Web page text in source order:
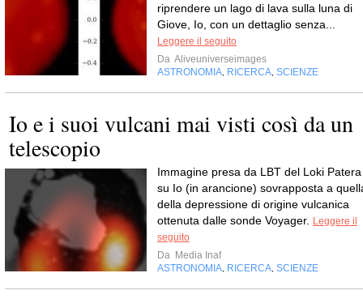
riprendere un lago di lava sulla luna di
Giove, Io, con un dettaglio senza...
Leggere il seguito
Da Aliveuniverseimages
ASTRONOMIA RICERCA SCIENZE
Io e i suoi vulcani mai visti così da un
telescopio
Immagine presa da LBT del Loki Patera
su Io (in arancione) sovrapposta a
della depressione di origine vulcanica
ottenuta dalle sonde Voyager.
Leggere il
seguito
Da Media Inaf
ASTRONOMIA RICERCA SCIENZE